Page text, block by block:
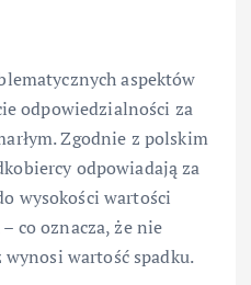
aspektów
odpowiedzialności za
Zgodnie z polskim
odpowiadają za
wysokości wartości
co oznacza, że nie
wartość spadku.